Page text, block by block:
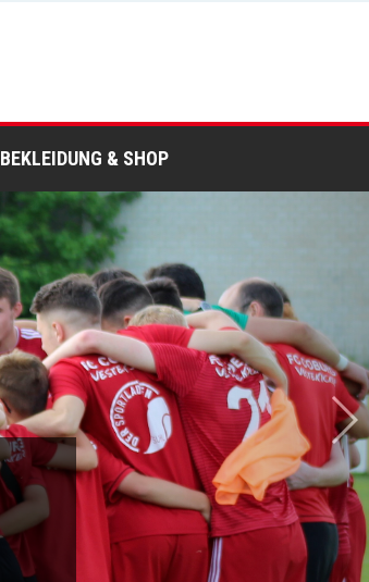
BEKLEIDUNG & SHOP